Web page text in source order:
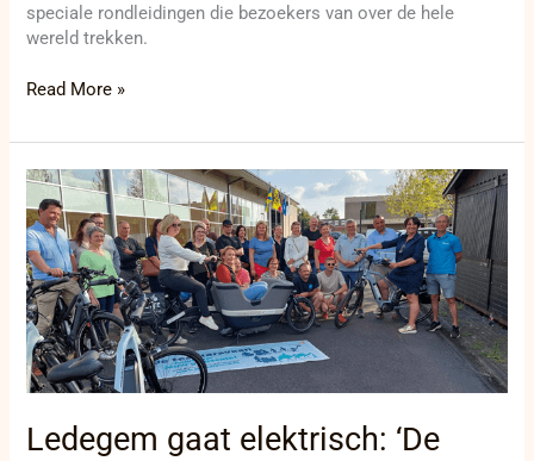
speciale rondleidingen die bezoekers van over de hele
wereld trekken.
Read More »
Ledegem gaat elektrisch: ‘De
Ledegem
gaat
elektrisch:
‘De
testkaravaan
komt
naar
jouw
gemeente!’